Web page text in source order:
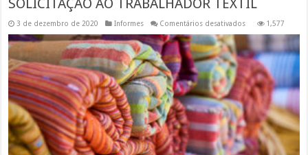
3 de dezembro de 2020 Informes Comentários desativadosem
AO
TRABALHADOR
TÊXTIL
1,577